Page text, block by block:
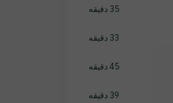
35 دقیقه
33 دقیقه
45 دقیقه
39 دقیقه